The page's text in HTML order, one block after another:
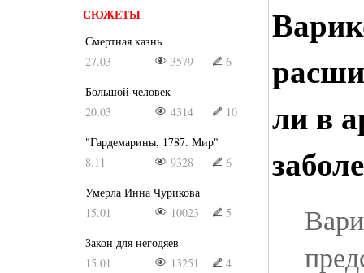
СЮЖЕТЫ
Смертная казнь
27.03
3579
6
Большой человек
20.03
4314
10
"Гардемарины, 1787. Мир"
8.11
9328
6
Умерла Инна Чурикова
15.01
10023
5
Закон для негодяев
15.01
13251 4
ли в